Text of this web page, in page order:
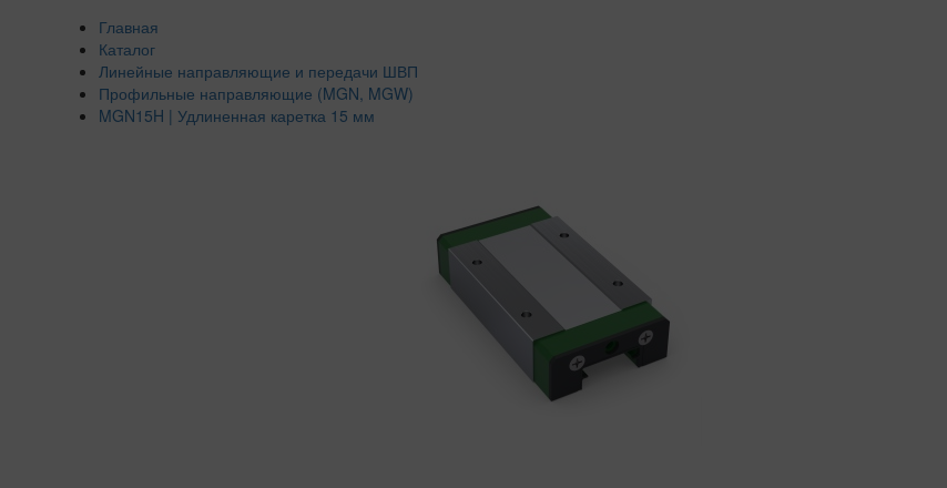
Главная
Каталог
Линейные направляющие и передачи ШВП
Профильные направляющие (MGN, MGW)
MGN15H | Удлиненная каретка 15 мм